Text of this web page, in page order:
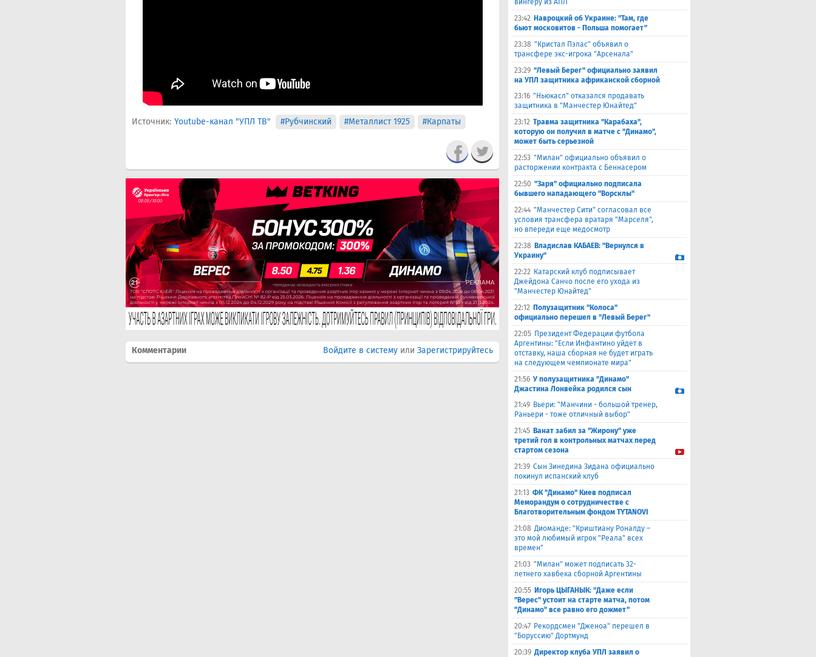
Источник: Youtube-канал "УПЛ ТВ" #Рубчинский #Металлист 1925 #Карпаты
Комментарии Войдите в систему или Зарегистрируйтесь
вингеру из АПЛ
23:42 Навроцкий об Украине: "Там, где
бьют московитов - Польша помогает"
23:38 "Кристал Пэлас" объявил о
трансфере экс-игрока "Арсенала"
23:29 "Левый Берег" официально заявил
на УПЛ защитника африканской сборной
23:16 "Ньюкасл" отказался продавать
защитника в "Манчестер Юнайтед"
23:12 Травма защитника "Карабаха",
которую он получил в матче с "Динамо",
может быть серьезной
22:53 "Милан" официально объявил о
расторжении контракта с Беннасером
22:50 "Заря" официально подписала
бывшего нападающего "Ворсклы"
22:44 "Манчестер Сити" согласовал все
условия трансфера вратаря "Марселя",
но впереди еще медосмотр
22:38 Владислав КАБАЕВ: "Вернулся в
Украину"
22:22 Катарский клуб подписывает
Джейдона Санчо после его ухода из
"Манчестер Юнайтед"
22:12 Полузащитник "Колоса"
официально перешел в "Левый Берег"
22:05 Президент Федерации футбола
Аргентины: "Если Инфантино уйдет в
отставку, наша сборная не будет играть
на следующем чемпионате мира"
21:56 У полузащитника "Динамо"
Джастина Лонвейка родился сын
21:49 Вьери: "Манчини - большой тренер,
Раньери - тоже отличный выбор"
21:45 Ванат забил за "Жирону" уже
третий гол в контрольных матчах перед
стартом сезона
21:39 Сын Зинедина Зидана официально
покинул испанский клуб
21:13 ФК "Динамо" Киев подписал
Меморандум о сотрудничестве с
Благотворительным фондом TYTANOVI
21:08 Диоманде: "Криштиану Роналду –
это мой любимый игрок "Реала" всех
времен"
21:03 "Милан" может подписать 32-
летнего хавбека сборной Аргентины
20:55 Игорь ЦЫГАНЫК: "Даже если
"Верес" устоит на старте матча, потом
"Динамо" все равно его дожмет"
20:47 Рекордсмен "Дженоа" перешел в
"Боруссию" Дортмунд
20:39 Директор клуба УПЛ заявил о